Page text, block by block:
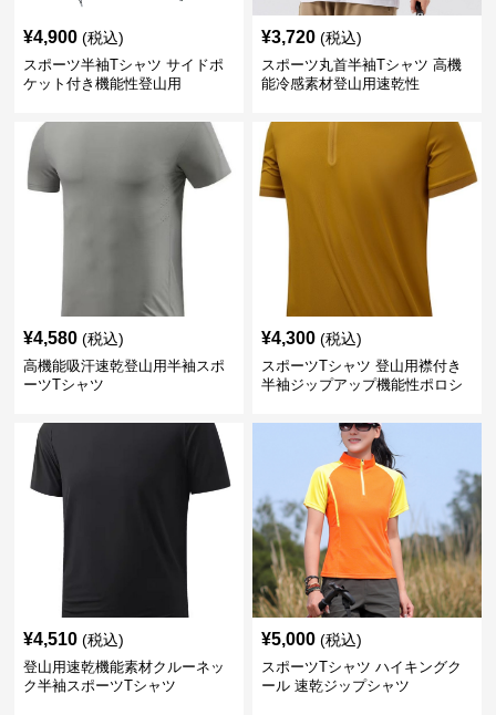
¥4,900 (税込)
スポーツ半袖Tシャツ サイドポ
ケット付き機能性登山用
¥3,720 (税込)
スポーツ丸首半袖Tシャツ 高機
能冷感素材登山用速乾性
¥4,580 (税込)
高機能吸汗速乾登山用半袖スポ
ーツTシャツ
¥4,300 (税込)
スポーツTシャツ 登山用襟付き
半袖ジップアップ機能性ポロシ
¥4,510 (税込)
登山用速乾機能素材クルーネッ
ク半袖スポーツTシャツ
¥5,000 (税込)
スポーツTシャツ ハイキングク
ール 速乾ジップシャツ